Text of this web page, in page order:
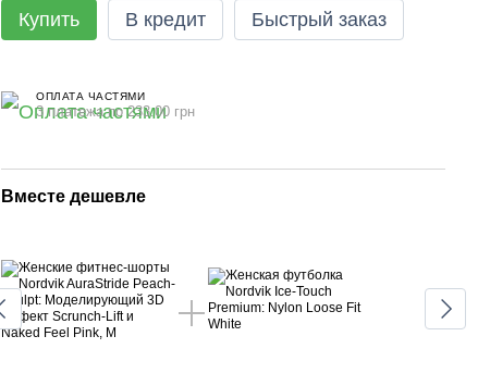
Купить В кредит Быстрый заказ
ОПЛАТА ЧАСТЯМИ
3 платежа по 233.00 грн
Вместе дешевле